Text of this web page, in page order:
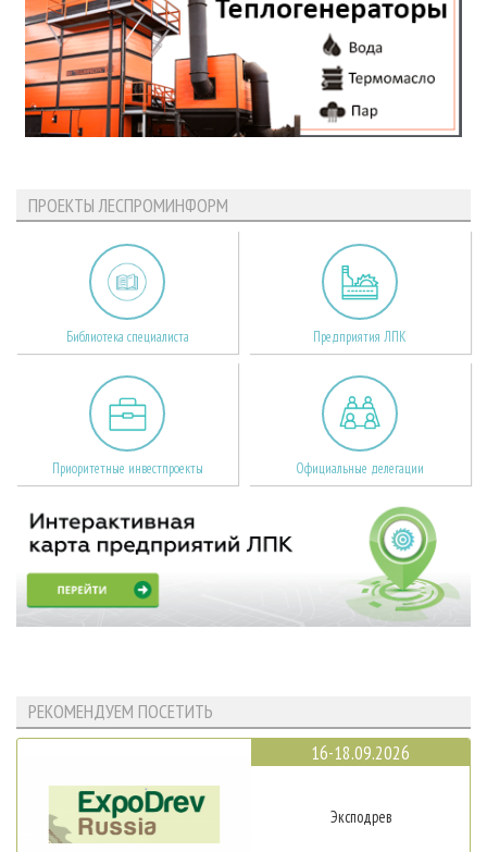
ПРОЕКТЫ ЛЕСПРОМИНФОРМ
Библиотека специалиста Предприятия ЛПК
Приоритетные инвестпроекты Официальные делегации
РЕКОМЕНДУЕМ ПОСЕТИТЬ
16-18.09.2026
Эксподрев